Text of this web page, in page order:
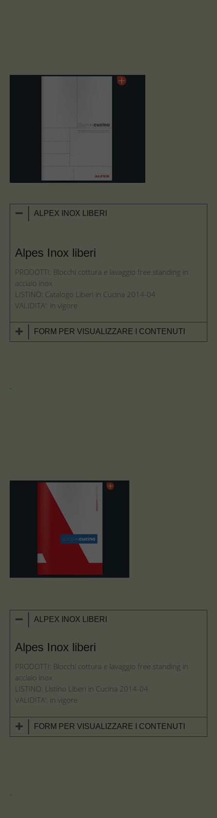
ALPEX INOX LIBERI
Alpes Inox liberi
PRODOTTI: Blocchi cottura e lavaggio free standing in
acciaio inox
LISTINO: Catalogo Liberi in Cucina 2014-04
VALIDITA’: in vigore
FORM PER VISUALIZZARE I CONTENUTI
ALPEX INOX LIBERI
Alpes Inox liberi
PRODOTTI: Blocchi cottura e lavaggio free standing in
acciaio inox
LISTINO: Listino Liberi in Cucina 2014-04
VALIDITA’: in vigore
FORM PER VISUALIZZARE I CONTENUTI